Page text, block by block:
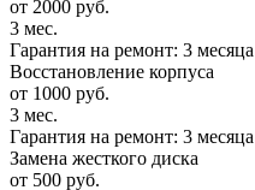
от 2000 руб.
3 мес.
Гарантия на ремонт: 3 месяца
Восстановление корпуса
от 1000 руб.
3 мес.
Гарантия на ремонт: 3 месяца
Замена жесткого диска
от 500 руб.